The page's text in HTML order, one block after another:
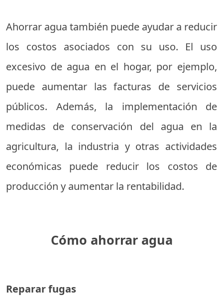
Ahorrar agua también puede ayudar a reducir
los costos asociados con su uso. El uso
excesivo de agua en el hogar, por ejemplo,
puede aumentar las facturas de servicios
públicos. Además, la implementación de
medidas de conservación del agua en la
agricultura, la industria y otras actividades
económicas puede reducir los costos de
producción y aumentar la rentabilidad.
Cómo ahorrar agua
Reparar fugas